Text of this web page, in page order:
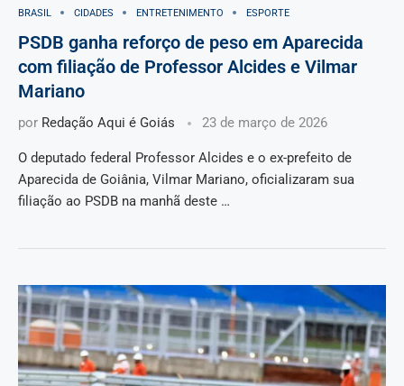
BRASIL CIDADES ENTRETENIMENTO ESPORTE
PSDB ganha reforço de peso em Aparecida
com filiação de Professor Alcides e Vilmar
Mariano
por Redação Aqui é Goiás 23 de março de 2026
O deputado federal Professor Alcides e o ex-prefeito de
Aparecida de Goiânia, Vilmar Mariano, oficializaram sua
filiação ao PSDB na manhã deste …